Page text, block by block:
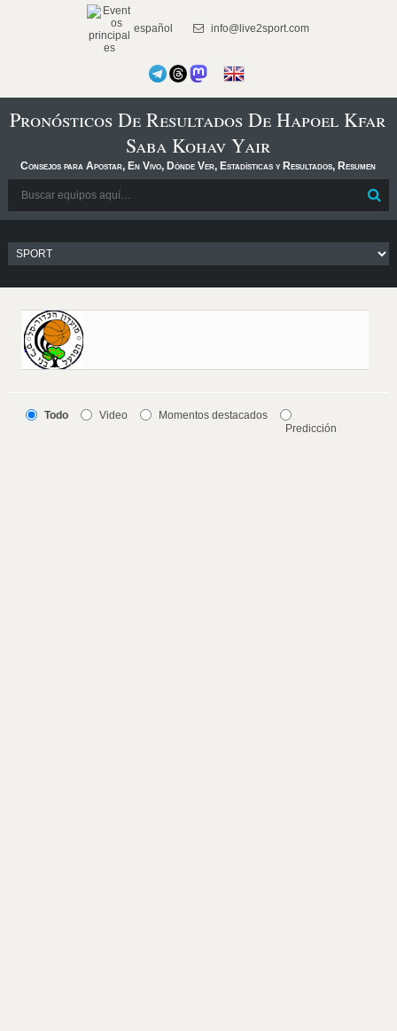
español info@live2sport.com
Pronósticos De Resultados De Hapoel Kfar
Saba Kohav Yair
Consejos para Apostar, En Vivo, Dónde Ver, Estadísticas y Resultados, Resumen
Todo Video
Momentos destacados
Predicción